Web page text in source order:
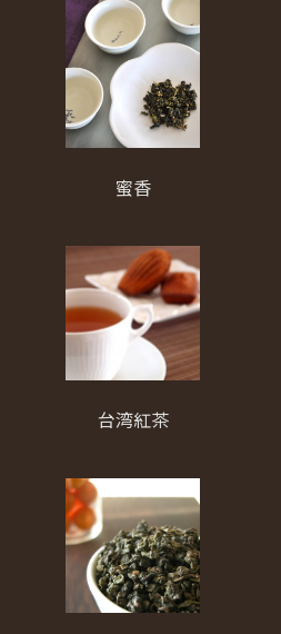
蜜香
台湾紅茶